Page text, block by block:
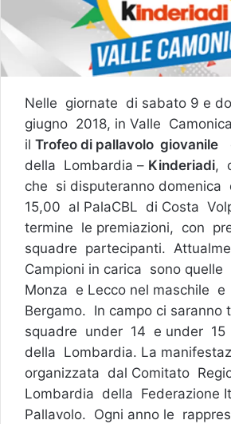
Nelle giornate di sabato 9 e
giugno 2018, in Valle
il Trofeo di pallavolo giovanile
della Lombardia – Kinderiadi,
che si disputeranno domenica
15,00 al PalaCBL di Costa
termine le premiazioni, con
squadre partecipanti.
Campioni in carica sono quelle
Monza e Lecco nel maschile e
Bergamo. In campo ci saranno
squadre under 14 e under 15
della Lombardia. La
organizzata dal Comitato
Lombardia della Federazione
Pallavolo. Ogni anno le